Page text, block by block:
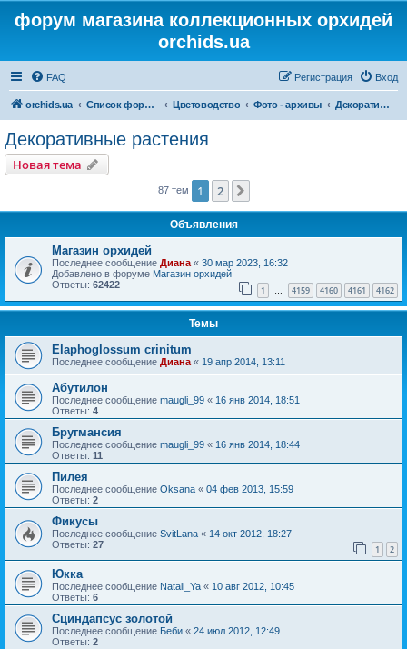
форум магазина коллекционных орхидей
orchids.ua
FAQ Вход
Регистрация
orchids.ua Список форумов Цветоводство Фото - архивы Декоративные растения
Декоративные растения
Новая тема
87 тем 1 2
Объявления
Магазин орхидей
Последнее сообщение Диана « 30 мар 2023, 16:32
Добавлено в форуме Магазин орхидей
Ответы: 62422 1 … 4159 4160 4161 4162
Темы
Elaphoglossum crinitum
Последнее сообщение Диана « 19 апр 2014, 13:11
Абутилон
Последнее сообщение maugli_99 « 16 янв 2014, 18:51
Ответы: 4
Бругмансия
Последнее сообщение maugli_99 « 16 янв 2014, 18:44
Ответы: 11
Пилея
Последнее сообщение Oksana « 04 фев 2013, 15:59
Ответы: 2
Фикусы
Последнее сообщение SvitLana « 14 окт 2012, 18:27
Ответы: 27 1 2
Юкка
Последнее сообщение Natali_Ya « 10 авг 2012, 10:45
Ответы: 6
Сциндапсус золотой
Последнее сообщение Беби « 24 июл 2012, 12:49
Ответы: 2